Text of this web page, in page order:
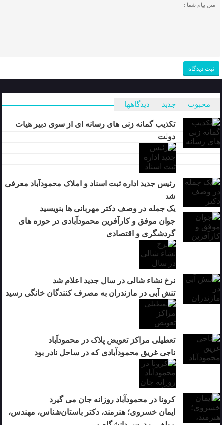
محبوب جدید دیدگاهها
تکذیب گمانه زنی های رسانه ای از سوی دبیر هیات
دولت
رئیس جدید اداره ثبت اسناد و املاک محمودآباد معرفی
شد
یک جمله در وصف دکتر مهربانی ها بنویسید
جوان موفق و کارآفرین محمودآبادی در حوزه های
گردشگری و اقتصادی
نرخ نشاء شالی در سال جدید اعلام شد
تنش آبی در مازندران به مصرف كنندگان خانگی رسيد
تعطیلی مراکز تعویض پلاک در محمودآباد
ناجی غریق محمودآبادی که در ساحل نادر بود
کرونا در محمودآباد روزانه جان می گیرد
ایمان خسروی؛ هنرمند، دکتر باستان‌شناس، مهندس،